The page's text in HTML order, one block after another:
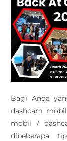
Bagi Anda
dashcam
mobil /
dibeberapa